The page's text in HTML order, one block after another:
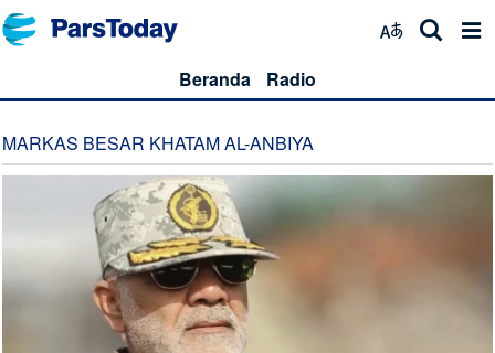
Beranda Radio
MARKAS BESAR KHATAM AL-ANBIYA